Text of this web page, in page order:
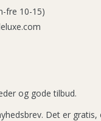
fre 10-15)
og gode tilbud.
Det er gratis,